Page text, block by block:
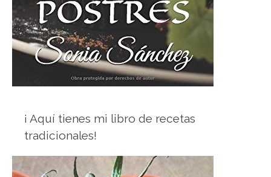
¡ Aquí tienes mi libro de recetas
tradicionales!